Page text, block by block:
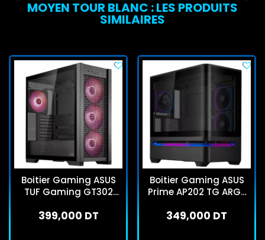
MOYEN TOUR BLANC : LES PRODUITS
SIMILAIRES
Boitier Gaming ASUS
TUF Gaming GT302
399,000 DT
Boitier Gaming ASUS
Prime AP202 TG ARGB
349,000 DT